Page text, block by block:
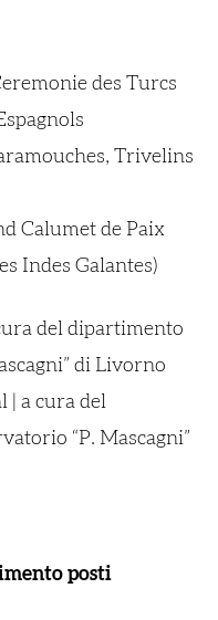
des Turcs
Trivelins
Calumet de Paix
Indes Galantes)
del dipartimento
di Livorno
| a cura del
“P. Mascagni”
posti